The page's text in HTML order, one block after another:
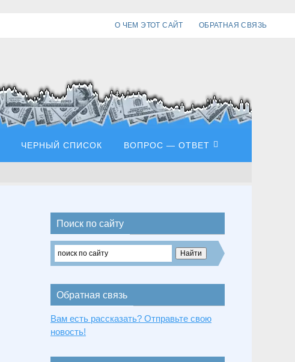
О ЧЕМ ЭТОТ САЙТ ОБРАТНАЯ СВЯЗЬ
ЧЕРНЫЙ СПИСОК ВОПРОС — ОТВЕТ
Поиск по сайту
Обратная связь
Вам есть рассказать? Отправьте свою
новость!